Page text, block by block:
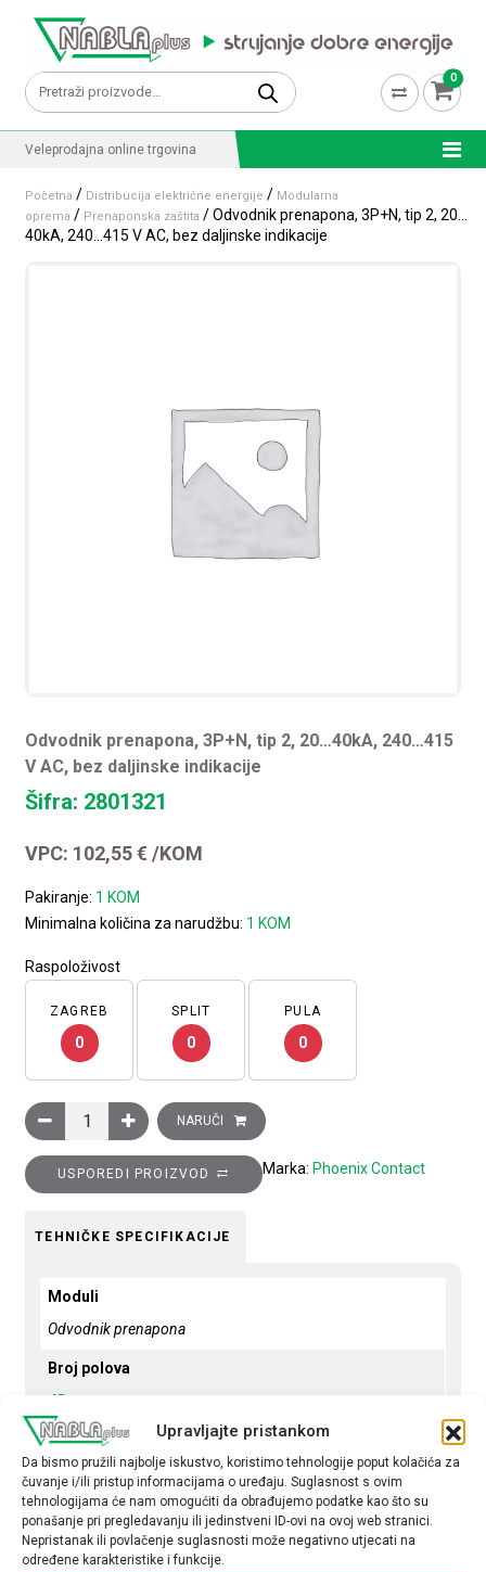
Upravljajte pristankom
Da bismo pružili najbolje iskustvo, koristimo tehnologije poput kolačića za
čuvanje i/ili pristup informacijama o uređaju. Suglasnost s ovim
tehnologijama će nam omogućiti da obrađujemo podatke kao što su
ponašanje pri pregledavanju ili jedinstveni ID-ovi na ovoj web stranici.
Nepristanak ili povlačenje suglasnosti može negativno utjecati na
određene karakteristike i funkcije.
Pretraži: 0
Veleprodajna online trgovina
Početna / Distribucija električne energije / Modularna
oprema / Prenaponska zaštita / Odvodnik prenapona, 3P+N, tip 2, 20…
40kA, 240…415 V AC, bez daljinske indikacije
Odvodnik prenapona, 3P+N, tip 2, 20…40kA, 240…415
V AC, bez daljinske indikacije
Šifra: 2801321
VPC: 102,55€ /KOM
Pakiranje: 1 KOM
Minimalna količina za narudžbu: 1 KOM
Raspoloživost
ZAGREB
0
SPLIT
0
PULA
0
Odvodnik prenapona, 3P+N, tip 2, 20…40kA, 240...415 V AC,
NARUČI
USPOREDI PROIZVOD Marka: Phoenix Contact
TEHNIČKE SPECIFIKACIJE
Moduli
Odvodnik prenapona
Broj polova
4P
Prekidna moć - kA
25/40
Tip
2